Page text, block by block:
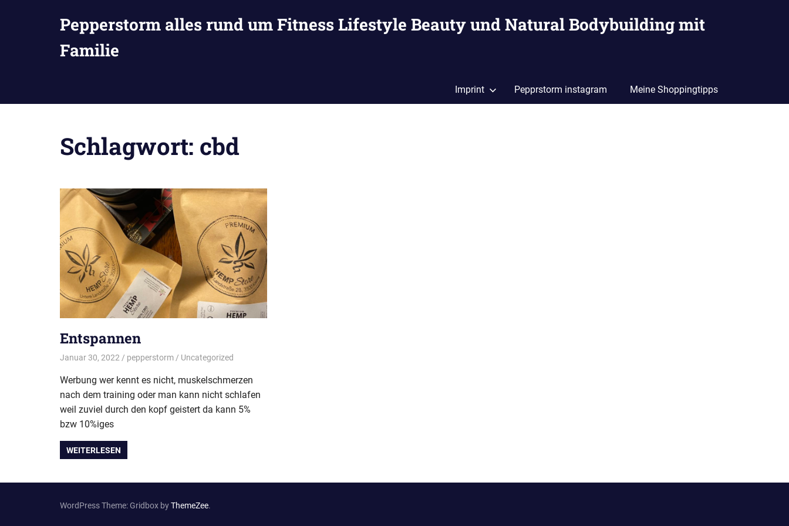
Pepperstorm alles rund um Fitness Lifestyle Beauty und Natural Bodybuilding mit
Familie
Imprint Pepprstorm instagram Meine Shoppingtipps
Schlagwort: cbd
Entspannen
Januar 30, 2022 pepperstorm Uncategorized
Werbung wer kennt es nicht, muskelschmerzen
nach dem training oder man kann nicht schlafen
weil zuviel durch den kopf geistert da kann 5%
bzw 10%iges
WEITERLESEN
WordPress Theme: Gridbox byThemeZee.